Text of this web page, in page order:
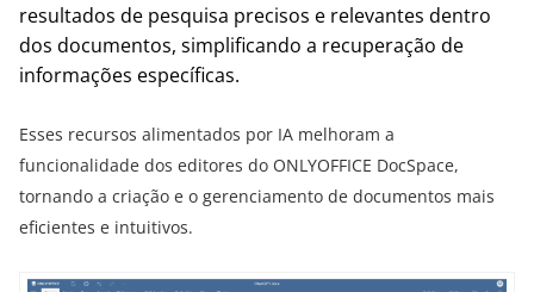
resultados de pesquisa precisos e relevantes dentro
dos documentos, simplificando a recuperação de
informações específicas.
Esses recursos alimentados por IA melhoram a
funcionalidade dos editores do ONLYOFFICE DocSpace,
tornando a criação e o gerenciamento de documentos mais
eficientes e intuitivos.